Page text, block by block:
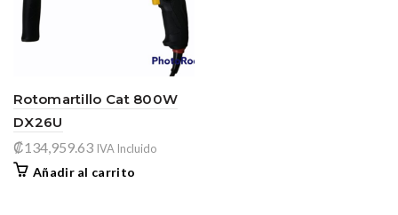
Rotomartillo Cat 800W
DX26U
₡134,959.63 IVA Incluido
Añadir al carrito